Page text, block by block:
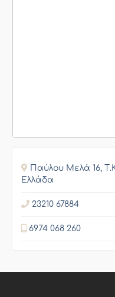
Παύλου Μελά 16,
Ελλάδα
23210 67884
6974 068 260